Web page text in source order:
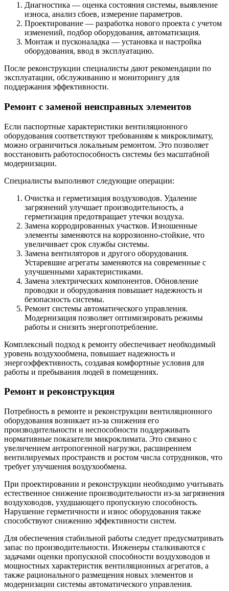
Диагностика — оценка состояния системы, выявление
износа, анализ сбоев, измерение параметров.
Проектирование — разработка нового проекта с учетом
изменений, подбор оборудования, автоматизация.
Монтаж и пусконаладка — установка и настройка
оборудования, ввод в эксплуатацию.
После реконструкции специалисты дают рекомендации по
эксплуатации, обслуживанию и мониторингу для
поддержания эффективности.
Ремонт с заменой неисправных элементов
Если паспортные характеристики вентиляционного
оборудования соответствуют требованиям к микроклимату,
можно ограничиться локальным ремонтом. Это позволяет
восстановить работоспособность системы без масштабной
модернизации.
Специалисты выполняют следующие операции:
Очистка и герметизация воздуховодов. Удаление
загрязнений улучшает производительность, а
герметизация предотвращает утечки воздуха.
Замена корродированных участков. Изношенные
элементы заменяются на коррозионно-стойкие, что
увеличивает срок службы системы.
Замена вентиляторов и другого оборудования.
Устаревшие агрегаты заменяются на современные с
улучшенными характеристиками.
Замена электрических компонентов. Обновление
проводки и оборудования повышает надежность и
безопасность системы.
Ремонт системы автоматического управления.
Модернизация позволяет оптимизировать режимы
работы и снизить энергопотребление.
Комплексный подход к ремонту обеспечивает необходимый
уровень воздухообмена, повышает надежность и
энергоэффективность, создавая комфортные условия для
работы и пребывания людей в помещениях.
Ремонт и реконструкция
Потребность в ремонте и реконструкции вентиляционного
оборудования возникает из-за снижения его
производительности и неспособности поддерживать
нормативные показатели микроклимата. Это связано с
увеличением антропогенной нагрузки, расширением
вентилируемых пространств и ростом числа сотрудников, что
требует улучшения воздухообмена.
При проектировании и реконструкции необходимо учитывать
естественное снижение производительности из-за загрязнения
воздуховодов, ухудшающего пропускную способность.
Нарушение герметичности и износ оборудования также
способствуют снижению эффективности систем.
Для обеспечения стабильной работы следует предусматривать
запас по производительности. Инженеры сталкиваются с
задачами оценки пропускной способности воздуховодов и
мощностных характеристик вентиляционных агрегатов, а
также рационального размещения новых элементов и
модернизации системы автоматического управления.